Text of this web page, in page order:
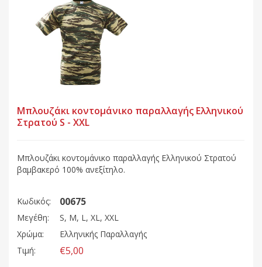
Μπλουζάκι κοντομάνικο παραλλαγής Ελληνικού
Στρατού S - XXL
Μπλουζάκι κοντομάνικο παραλλαγής Ελληνικού Στρατού
βαμβακερό 100% ανεξίτηλο.
Κωδικός: 00675
Μεγέθη:
S, M, L, XL, XXL
Χρώμα:
Ελληνικής Παραλλαγής
Τιμή:
€5,00